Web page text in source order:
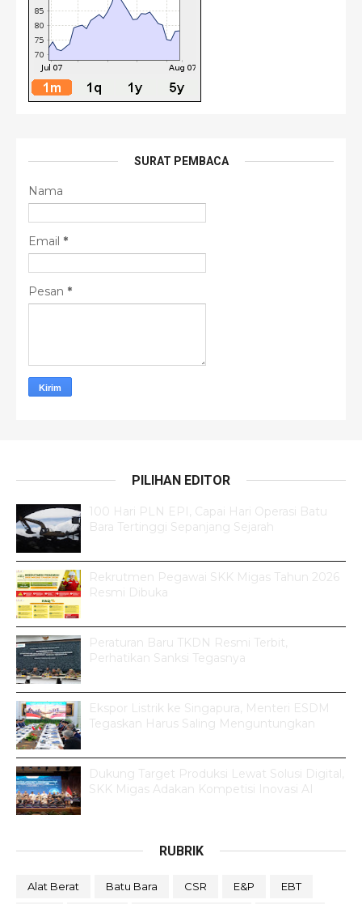
SURAT PEMBACA
Nama
Email *
Pesan *
PILIHAN EDITOR
100 Hari PLN EPI, Capai Hari Operasi Batu
Bara Tertinggi Sepanjang Sejarah
Rekrutmen Pegawai SKK Migas Tahun 2026
Resmi Dibuka
Peraturan Baru TKDN Resmi Terbit,
Perhatikan Sanksi Tegasnya
Ekspor Listrik ke Singapura, Menteri ESDM
Tegaskan Harus Saling Menguntungkan
Dukung Target Produksi Lewat Solusi Digital,
SKK Migas Adakan Kompetisi Inovasi AI
RUBRIK
Alat Berat Batu Bara CSR E&P EBT